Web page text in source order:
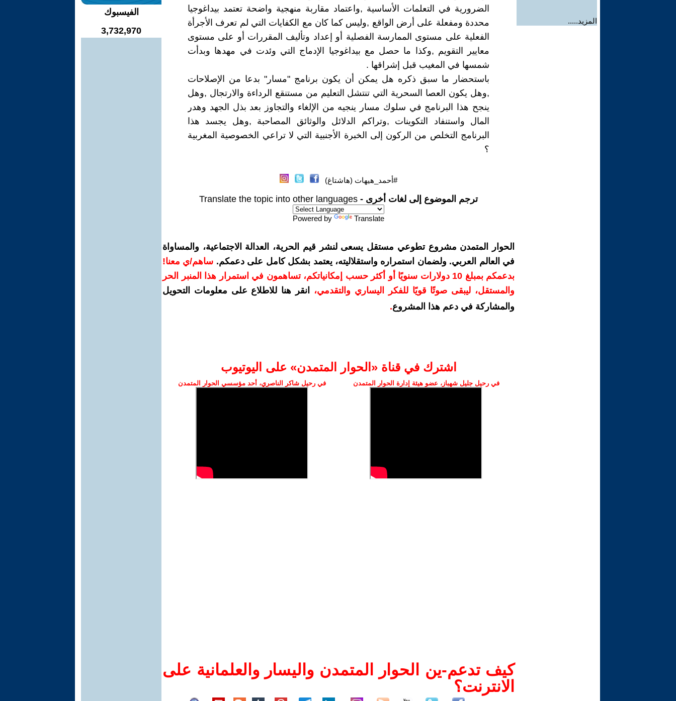
المزيد.....
الضرورية في التعلمات الأساسية ,واعتماد مقاربة منهجية واضحة تعتمد بيداغوجيا
محددة ومفعلة على أرض الواقع ,وليس كما كان مع الكفايات التي لم تعرف الأجرأة
الفعلية على مستوى الممارسة الفصلية أو إعداد وتأليف المقررات أو على مستوى
معايير التقويم ,وكذا ما حصل مع بيداغوجيا الإدماج التي وئدت في مهدها وبدأت
شمسها في المغيب قبل إشراقها .
باستحضار ما سبق ذكره هل يمكن أن يكون برنامج "مسار" بدعا من الإصلاحات
,وهل يكون العصا السحرية التي تنتشل التعليم من مستنقع الرداءة والارتجال ,وهل
ينجح هذا البرنامج في سلوك مسار ينجيه من الإلغاء والتجاوز بعد بذل الجهد وهدر
المال واستنفاد التكوينات ,وتراكم الدلائل والوثائق المصاحبة ,وهل يجسد هذا
البرنامج التخلص من الركون إلى الخبرة الأجنبية التي لا تراعي الخصوصية المغربية
؟
#أحمد_هيهات (هاشتاغ)
ترجم الموضوع إلى لغات أخرى - Translate the topic into other languages
Powered by Translate
الحوار المتمدن مشروع تطوعي مستقل يسعى لنشر قيم الحرية، العدالة الاجتماعية، والمساواة
في العالم العربي. ولضمان استمراره واستقلاليته، يعتمد بشكل كامل على دعمكم. ساهم/ي معنا!
بدعمكم بمبلغ 10 دولارات سنويًا أو أكثر حسب إمكانياتكم، تساهمون في استمرار هذا المنبر الحر
والمستقل، ليبقى صوتًا قويًا للفكر اليساري والتقدمي،
انقر هنا للاطلاع على معلومات التحويل
والمشاركة في دعم هذا المشروع.
اشترك في قناة ‫«الحوار المتمدن» على اليوتيوب
في رحيل جليل شهباز، عضو هيئة إدارة الحوار المتمدن في رحيل شاكر الناصري، أحد مؤسسي الحوار المتمدن
كيف تدعم-ين الحوار المتمدن واليسار والعلمانية على
الانترنت؟
الفيسبوك
3,732,970